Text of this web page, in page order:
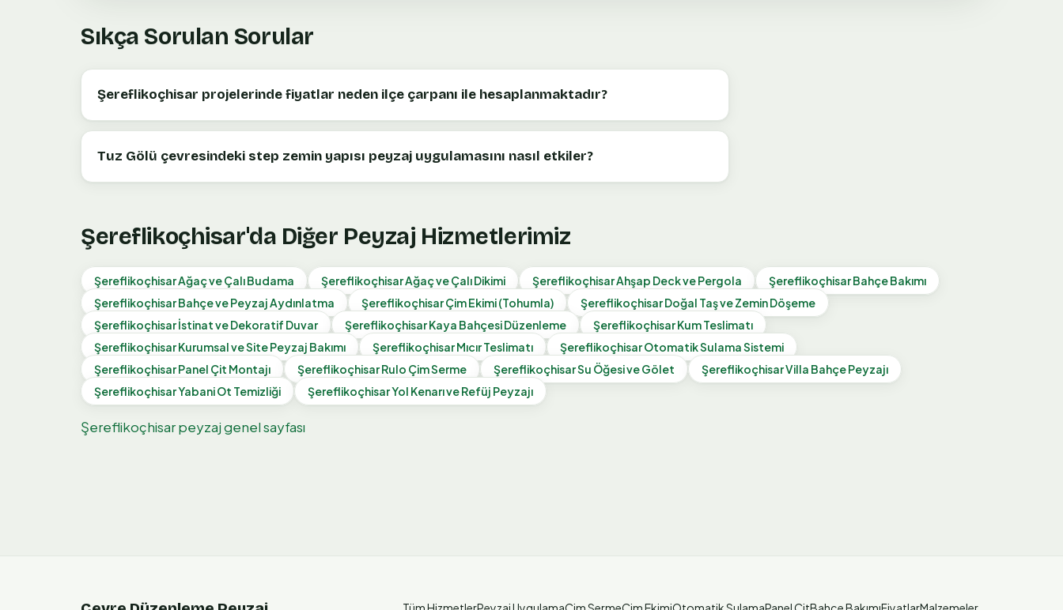
Sıkça Sorulan Sorular
Şereflikoçhisar projelerinde fiyatlar neden ilçe çarpanı ile hesaplanmaktadır?
Tuz Gölü çevresindeki step zemin yapısı peyzaj uygulamasını nasıl etkiler?
Şereflikoçhisar'da Diğer Peyzaj Hizmetlerimiz
ŞereflikoçhisarAğaç ve Çalı Budama ŞereflikoçhisarAğaç ve Çalı Dikimi ŞereflikoçhisarAhşap Deck ve Pergola ŞereflikoçhisarBahçe Bakımı
ŞereflikoçhisarBahçe ve Peyzaj Aydınlatma ŞereflikoçhisarÇim Ekimi (Tohumla) ŞereflikoçhisarDoğal Taş ve Zemin Döşeme
Şereflikoçhisarİstinat ve Dekoratif Duvar ŞereflikoçhisarKaya Bahçesi Düzenleme ŞereflikoçhisarKum Teslimatı
ŞereflikoçhisarKurumsal ve Site Peyzaj Bakımı ŞereflikoçhisarMıcır Teslimatı ŞereflikoçhisarOtomatik Sulama Sistemi
ŞereflikoçhisarPanel Çit Montajı ŞereflikoçhisarRulo Çim Serme ŞereflikoçhisarSu Öğesi ve Gölet ŞereflikoçhisarVilla Bahçe Peyzajı
ŞereflikoçhisarYabani Ot Temizliği ŞereflikoçhisarYol Kenarı ve Refüj Peyzajı
Şereflikoçhisarpeyzaj genel sayfası